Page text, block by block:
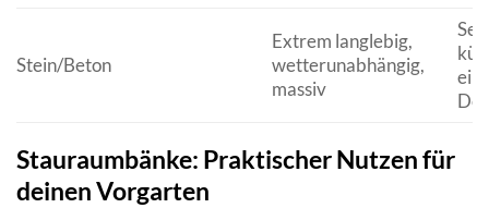
Stein/Beton
Extrem langlebig,
wetterunabhängig,
massiv
Stauraumbänke: Praktischer Nutzen für
deinen Vorgarten